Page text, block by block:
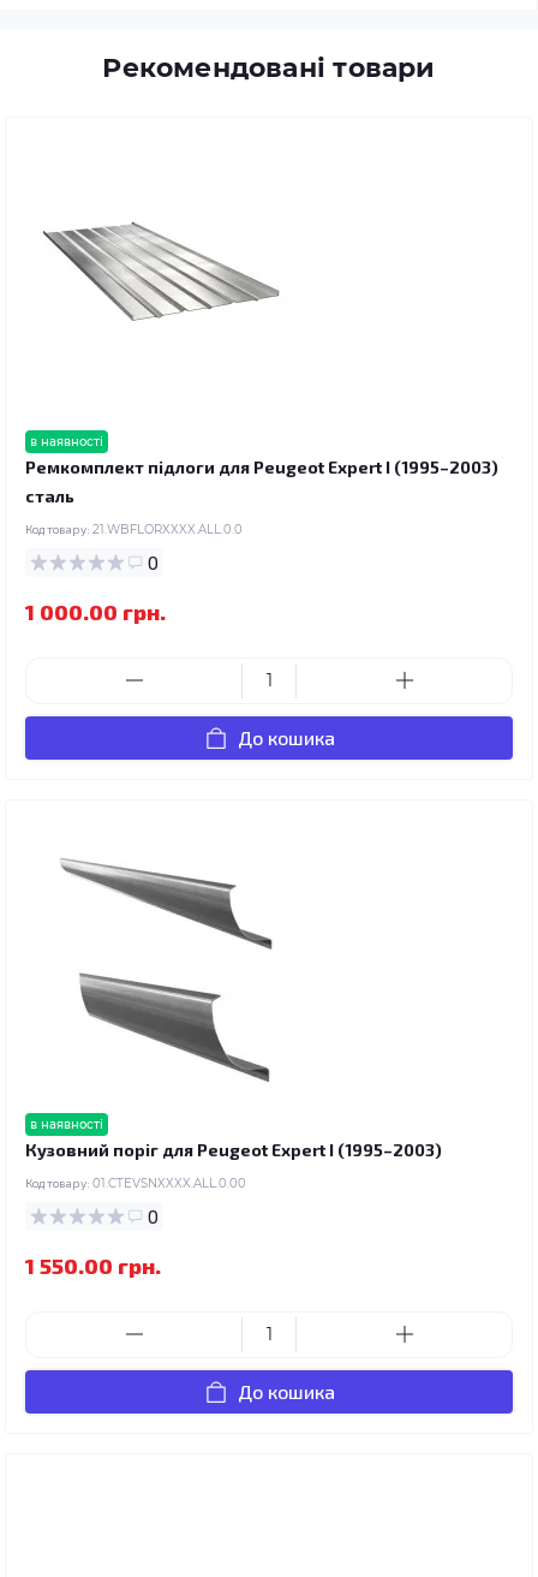
Рекомендовані товари
в наявності
Ремкомплект підлоги для Peugeot Expert I (1995–2003)
сталь
Код товару: 21.WBFLORXXXX.ALL.0.0
0
1 000.00 грн.
До кошика
в наявності
Кузовний поріг для Peugeot Expert I (1995–2003)
Код товару: 01.CTEVSNXXXX.ALL.0.00
0
1 550.00 грн.
До кошика